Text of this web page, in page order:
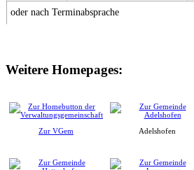
oder nach Terminabsprache
Weitere Homepages:
Zur VGem Adelshofen